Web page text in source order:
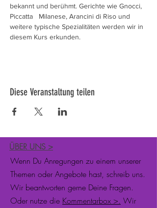
bekannt und berühmt. Gerichte wie Gnocci,
Piccatta   Milanese, Arancini di Riso und
weitere typische Spezialitäten werden wir in
diesem Kurs erkunden.
Diese Veranstaltung teilen
ÜBER UNS >
Wenn Du Anregungen zu einem unserer
Themen oder Angebote hast, schreib uns.
Wir beantworten gerne Deine Fragen.
Oder nutze die Kommentarbox >. Wir